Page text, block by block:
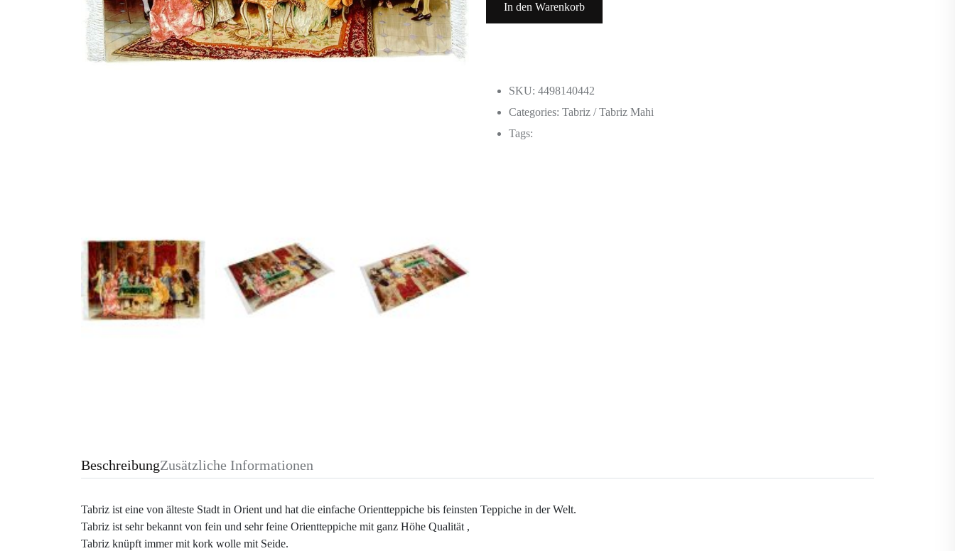
In den Warenkorb
SKU: 4498140442
Categories: Tabriz / Tabriz Mahi
Tags:
BeschreibungZusätzliche Informationen
Tabriz ist eine von älteste Stadt in Orient und hat die einfache Orientteppiche bis feinsten Teppiche in der Welt.
Tabriz ist sehr bekannt von fein und sehr feine Orientteppiche mit ganz Höhe Qualität ,
Tabriz knüpft immer mit kork wolle mit Seide.